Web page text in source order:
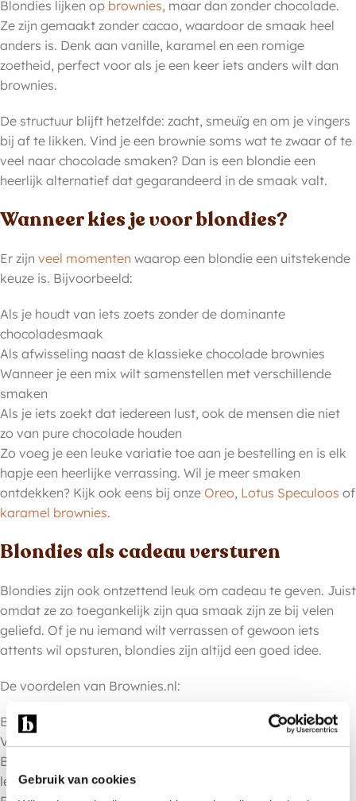
Gebruik van cookies
Blondies lijken op brownies, maar dan zonder chocolade.
Ze zijn gemaakt zonder cacao, waardoor de smaak heel
anders is. Denk aan vanille, karamel en een romige
zoetheid, perfect voor als je een keer iets anders wilt dan
brownies.
De structuur blijft hetzelfde: zacht, smeuïg en om je vingers
bij af te likken. Vind je een brownie soms wat te zwaar of te
veel naar chocolade smaken? Dan is een blondie een
heerlijk alternatief dat gegarandeerd in de smaak valt.
Wanneer kies je voor blondies?
Er zijn veel momenten waarop een blondie een uitstekende
keuze is. Bijvoorbeeld:
Als je houdt van iets zoets zonder de dominante
chocoladesmaak
Als afwisseling naast de klassieke chocolade brownies
Wanneer je een mix wilt samenstellen met verschillende
smaken
Als je iets zoekt dat iedereen lust, ook de mensen die niet
zo van pure chocolade houden
Zo voeg je een leuke variatie toe aan je bestelling en is elk
hapje een heerlijke verrassing. Wil je meer smaken
ontdekken? Kijk ook eens bij onze Oreo, Lotus Speculoos of
karamel brownies.
Blondies als cadeau versturen
Blondies zijn ook ontzettend leuk om cadeau te geven. Juist
omdat ze zo toegankelijk zijn qua smaak zijn ze bij velen
geliefd. Of je nu iemand wilt verrassen of gewoon iets
attents wil opsturen, blondies zijn altijd een goed idee.
De voordelen van Brownies.nl:
Blondies per post laten bezorgen
Versturen als brievenbuscadeau, handig en origineel
Blondies combineren met brownies in een box voor een
leuke mix